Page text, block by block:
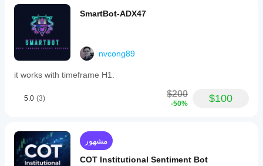
SmartBot-ADX47
nvcong89
it works with timeframe H1.
5.0 (3) $200
-50% $100
مشهور
COT Institutional Sentiment Bot